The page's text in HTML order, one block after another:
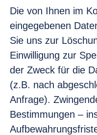
Die von Ihnen im
eingegebenen
Sie uns zur
Einwilligung zur
der Zweck für die
(z.B. nach
Anfrage).
Bestimmungen –